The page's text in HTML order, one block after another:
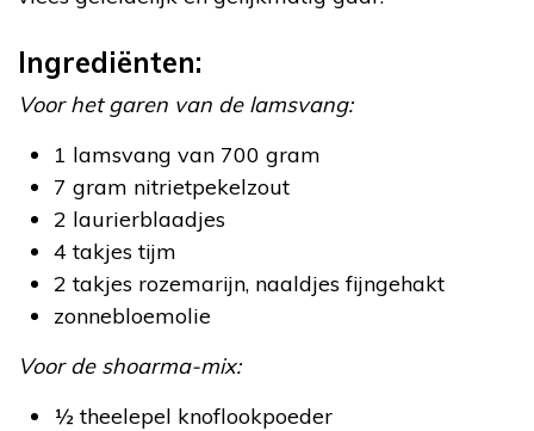
Ingrediënten:
Voor het garen van de lamsvang:
1 lamsvang van 700 gram
7 gram nitrietpekelzout
2 laurierblaadjes
4 takjes tijm
2 takjes rozemarijn, naaldjes fijngehakt
zonnebloemolie
Voor de shoarma-mix:
½ theelepel knoflookpoeder